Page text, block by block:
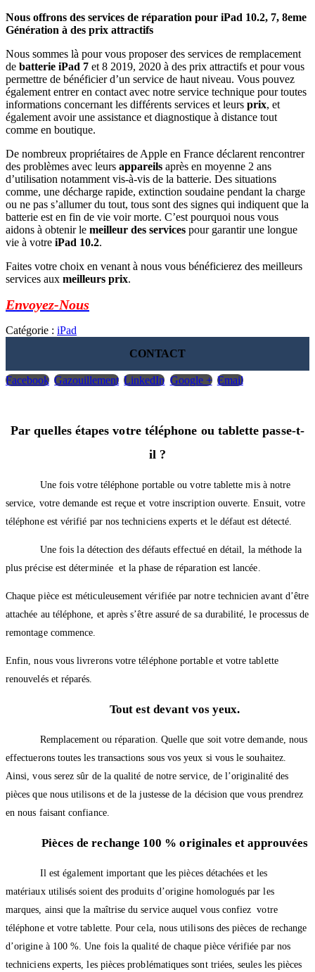
Nous offrons des services de réparation pour iPad 10.2, 7, 8eme
Génération à des prix attractifs
Nous sommes là pour vous proposer des services de remplacement
de batterie iPad 7 et 8 2019, 2020 à des prix attractifs et pour vous
permettre de bénéficier d’un service de haut niveau. Vous pouvez
également entrer en contact avec notre service technique pour toutes
informations concernant les différents services et leurs prix, et
également avoir une assistance et diagnostique à distance tout
comme en boutique.
De nombreux propriétaires de Apple en France déclarent rencontrer
des problèmes avec leurs appareils après en moyenne 2 ans
d’utilisation notamment vis-à-vis de la batterie. Des situations
comme, une décharge rapide, extinction soudaine pendant la charge
ou ne pas s’allumer du tout, tous sont des signes qui indiquent que la
batterie est en fin de vie voir morte. C’est pourquoi nous vous
aidons à obtenir le meilleur des services pour garantir une longue
vie à votre iPad 10.2.
Faites votre choix en venant à nous vous bénéficierez des meilleurs
services aux meilleurs prix.
Envoyez-Nous
Catégorie : iPad
CONTACT
Facebook Gazouillement LinkedIn Google + Email
Par quelles étapes votre téléphone ou tablette passe-t-
il ?
Une fois votre téléphone portable ou votre tablette mis à notre
service, votre demande est reçue et votre inscription ouverte. Ensuit, votre
téléphone est vérifié par nos techniciens experts et le défaut est détecté.
Une fois la détection des défauts effectué en détail, la méthode la
plus précise est déterminée et la phase de réparation est lancée.
Chaque pièce est méticuleusement vérifiée par notre technicien avant d’être
attachée au téléphone, et après s’être assuré de sa durabilité, le processus de
remontage commence.
Enfin, nous vous livrerons votre téléphone portable et votre tablette
renouvelés et réparés.
Tout est devant vos yeux.
Remplacement ou réparation. Quelle que soit votre demande, nous
effectuerons toutes les transactions sous vos yeux si vous le souhaitez.
Ainsi, vous serez sûr de la qualité de notre service, de l’originalité des
pièces que nous utilisons et de la justesse de la décision que vous prendrez
en nous faisant confiance.
Pièces de rechange 100 % originales et approuvées
Il est également important que les pièces détachées et les
matériaux utilisés soient des produits d’origine homologués par les
marques, ainsi que la maîtrise du service auquel vous confiez votre
téléphone et votre tablette. Pour cela, nous utilisons des pièces de rechange
d’origine à 100 %. Une fois la qualité de chaque pièce vérifiée par nos
techniciens experts, les pièces problématiques sont triées, seules les pièces